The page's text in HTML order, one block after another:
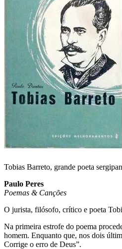
Tobias Barreto, grande poeta
Paulo Peres
Poemas & Canções
O jurista, filósofo, crítico e poeta
Na primeira estrofe do poema
homem. Enquanto que, nos dois
Corrige o erro de Deus”.